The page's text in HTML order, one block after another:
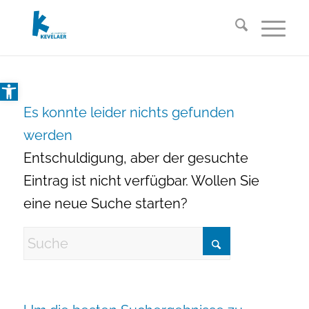
Open toolbar
Es konnte leider nichts gefunden
werden
Entschuldigung, aber der gesuchte
Eintrag ist nicht verfügbar. Wollen Sie
eine neue Suche starten?